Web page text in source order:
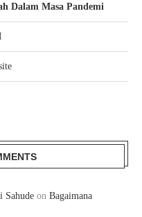
Dalam Masa Pandemi
Sahude on Bagaimana